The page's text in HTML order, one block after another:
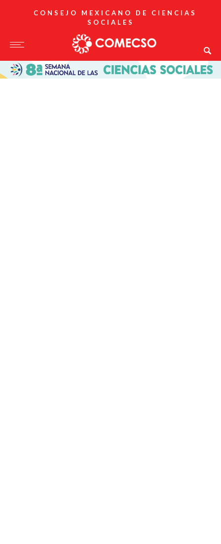
CONSEJO MEXICANO DE CIENCIAS
SOCIALES